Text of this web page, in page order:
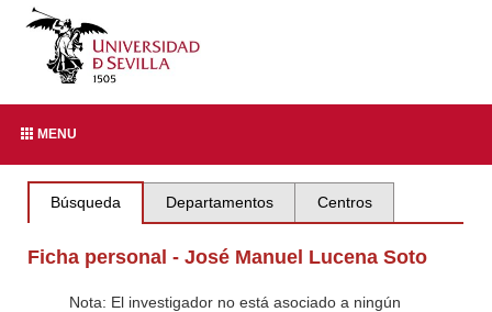
MENU
Búsqueda Departamentos Centros
Ficha personal - José Manuel Lucena Soto
Nota: El investigador no está asociado a ningún